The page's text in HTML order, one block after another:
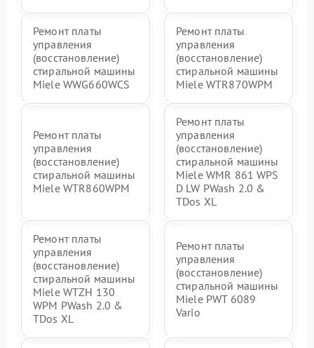
Ремонт платы
управления
(восстановление)
стиральной машины
Miele WWG660WCS
Ремонт платы
управления
(восстановление)
стиральной машины
Miele WTR870WPM
Ремонт платы
управления
(восстановление)
стиральной машины
Miele WTR860WPM
Ремонт платы
управления
(восстановление)
стиральной машины
Miele WMR 861 WPS
D LW PWash 2.0 &
TDos XL
Ремонт платы
управления
(восстановление)
стиральной машины
Miele WTZH 130
WPM PWash 2.0 &
TDos XL
Ремонт платы
управления
(восстановление)
стиральной машины
Miele PWT 6089
Vario